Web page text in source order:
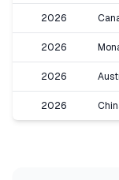
2026
2026
2026
2026